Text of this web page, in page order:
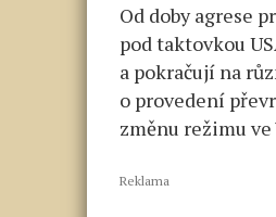
Od doby agrese
pod taktovkou
a pokračují na
o provedení
změnu režimu
Reklama